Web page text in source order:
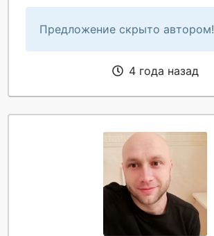
Предложение скрыто автором!
4 года назад